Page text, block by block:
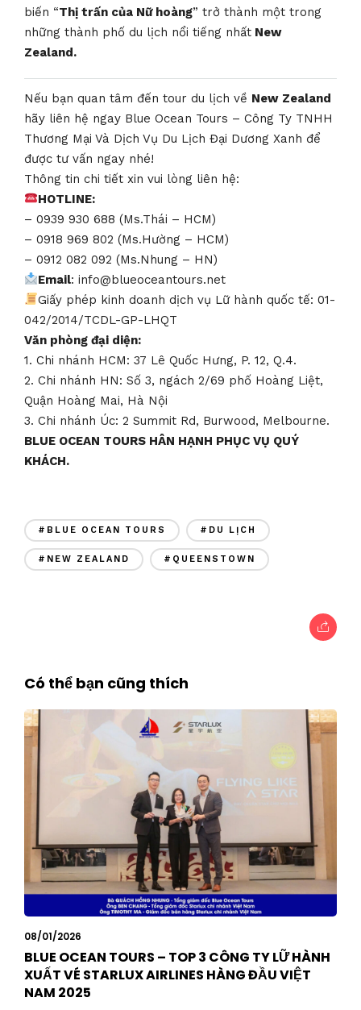
biến “Thị trấn của Nữ hoàng” trở thành một trong
những thành phố du lịch nổi tiếng nhất New
Zealand.
Nếu bạn quan tâm đến tour du lịch về New Zealand
hãy liên hệ ngay Blue Ocean Tours – Công Ty TNHH
Thương Mại Và Dịch Vụ Du Lịch Đại Dương Xanh để
được tư vấn ngay nhé!
Thông tin chi tiết xin vui lòng liên hệ:
HOTLINE:
– 0939 930 688 (Ms.Thái – HCM)
– 0918 969 802 (Ms.Hường – HCM)
– 0912 082 092 (Ms.Nhung – HN)
Email: info@blueoceantours.net
Giấy phép kinh doanh dịch vụ Lữ hành quốc tế: 01-
042/2014/TCDL-GP-LHQT
Văn phòng đại diện:
1. Chi nhánh HCM: 37 Lê Quốc Hưng, P. 12, Q.4.
2. Chi nhánh HN: Số 3, ngách 2/69 phố Hoàng Liệt,
Quận Hoàng Mai, Hà Nội
3. Chi nhánh Úc: 2 Summit Rd, Burwood, Melbourne.
BLUE OCEAN TOURS HÂN HẠNH PHỤC VỤ QUÝ
KHÁCH.
#BLUE OCEAN TOURS #DU LỊCH
#NEW ZEALAND #QUEENSTOWN
Có thể bạn cũng thích
08/01/2026
BLUE OCEAN TOURS – TOP 3 CÔNG TY LỮ HÀNH
XUẤT VÉ STARLUX AIRLINES HÀNG ĐẦU VIỆT
NAM 2025